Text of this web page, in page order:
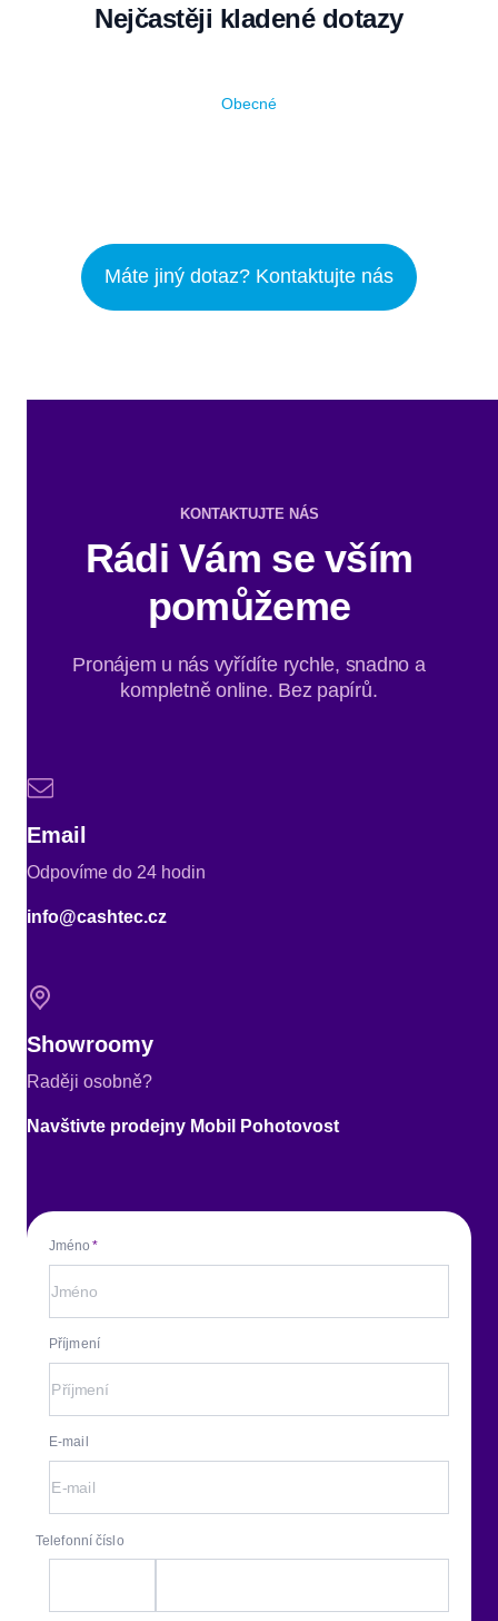
Nejčastěji kladené dotazy
Obecné
Máte jiný dotaz? Kontaktujte nás
KONTAKTUJTE NÁS
Rádi Vám se vším
pomůžeme
Pronájem u nás vyřídíte rychle, snadno a
kompletně online. Bez papírů.
Email
Odpovíme do 24 hodin
info@cashtec.cz
Showroomy
Raději osobně?
Navštivte prodejny Mobil Pohotovost
Jméno
Příjmení
E-mail
Telefonní číslo